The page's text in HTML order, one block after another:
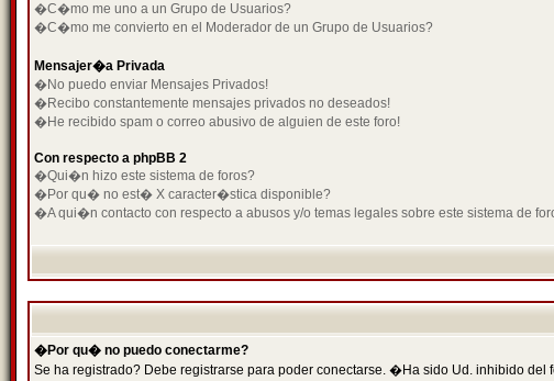
�C�mo me uno a un Grupo de Usuarios?
�C�mo me convierto en el Moderador de un Grupo de Usuarios?
Mensajer�a Privada
�No puedo enviar Mensajes Privados!
�Recibo constantemente mensajes privados no deseados!
�He recibido spam o correo abusivo de alguien de este foro!
Con respecto a phpBB 2
�Qui�n hizo este sistema de foros?
�Por qu� no est� X caracter�stica disponible?
�A qui�n contacto con respecto a abusos y/o temas legales sobre este sistema de
�Por qu� no puedo conectarme?
Se ha registrado? Debe registrarse para poder conectarse. �Ha sido Ud. inhibido